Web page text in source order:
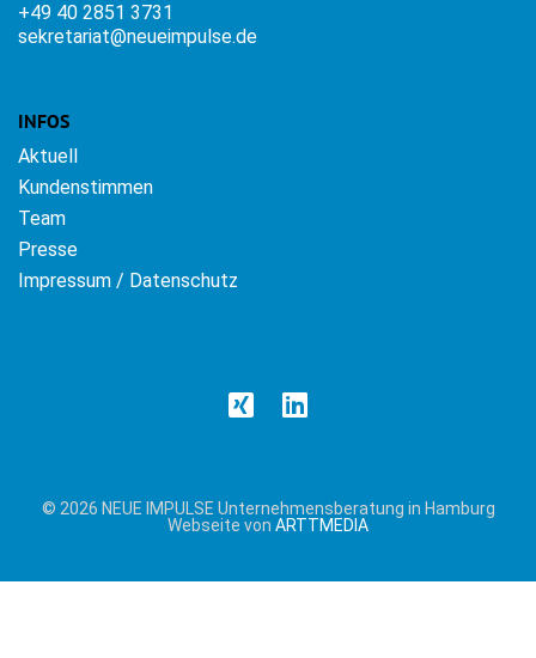
+49 40 2851 3731
sekretariat@neueimpulse.de
INFOS
Aktuell
Kundenstimmen
Team
Presse
Impressum / Datenschutz
© 2026 NEUE IMPULSE Unternehmensberatung in Hamburg
Webseite von ARTTMEDIA